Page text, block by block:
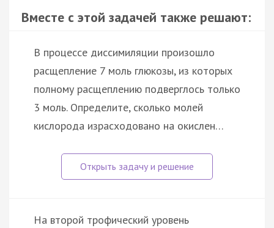
Вместе с этой задачей также решают:
В процессе диссимиляции произошло
расщепление 7 моль глюкозы, из которых
полному расщеплению подверглось только
3 моль. Определите, сколько молей
кислорода израсходовано на окислен…
На второй трофический уровень